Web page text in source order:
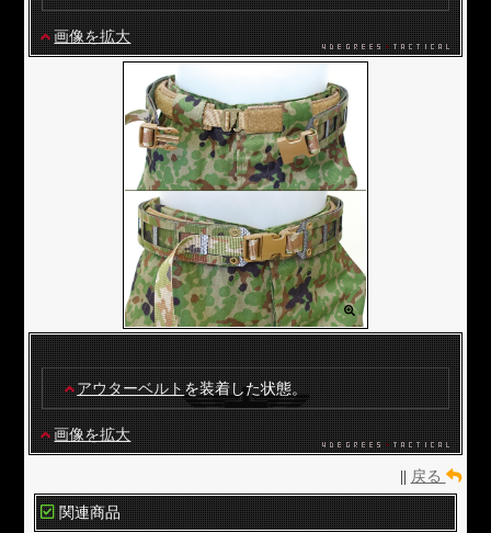
画像を拡大
アウターベルトを装着した状態。
画像を拡大
|| 戻る
関連商品